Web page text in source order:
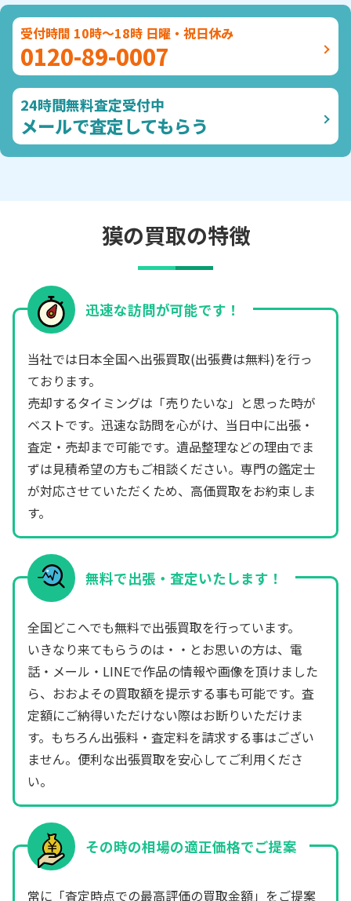
受付時間 10時～18時 日曜・祝日休み
0120-89-0007
24時間無料査定受付中
メールで査定してもらう
獏の買取の特徴
迅速な訪問が可能です！
当社では日本全国へ出張買取(出張費は無料)を行っ
ております。
売却するタイミングは「売りたいな」と思った時が
ベストです。迅速な訪問を心がけ、当日中に出張・
査定・売却まで可能です。遺品整理などの理由でま
ずは見積希望の方もご相談ください。専門の鑑定士
が対応させていただくため、高価買取をお約束しま
す。
無料で出張・査定いたします！
全国どこへでも無料で出張買取を行っています。
いきなり来てもらうのは・・とお思いの方は、電
話・メール・LINEで作品の情報や画像を頂けました
ら、おおよその買取額を提示する事も可能です。査
定額にご納得いただけない際はお断りいただけま
す。もちろん出張料・査定料を請求する事はござい
ません。便利な出張買取を安心してご利用くださ
い。
その時の相場の適正価格でご提案
常に「査定時点での最高評価の買取金額」をご提案